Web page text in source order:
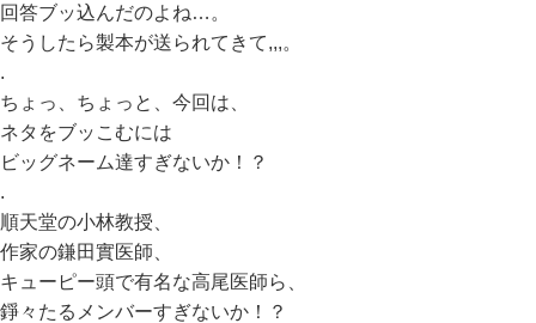
回答ブッ込んだのよね…。
そうしたら製本が送られてきて,,,。
.
ちょっ、ちょっと、今回は、
ネタをブッこむには
ビッグネーム達すぎないか！？
.
順天堂の小林教授、
作家の鎌田實医師、
キューピー頭で有名な高尾医師ら、
錚々たるメンバーすぎないか！？